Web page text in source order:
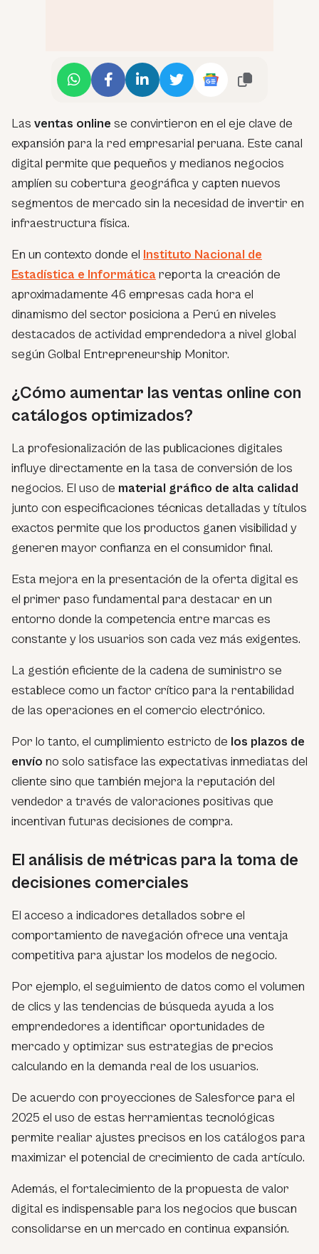
Las ventas online se convirtieron en el eje clave de
expansión para la red empresarial peruana. Este canal
digital permite que pequeños y medianos negocios
amplíen su cobertura geográfica y capten nuevos
segmentos de mercado sin la necesidad de invertir en
infraestructura física.
En un contexto donde el Instituto Nacional de
Estadística e Informática reporta la creación de
aproximadamente 46 empresas cada hora el
dinamismo del sector posiciona a Perú en niveles
destacados de actividad emprendedora a nivel global
según Golbal Entrepreneurship Monitor.
¿Cómo aumentar las ventas online con
catálogos optimizados?
La profesionalización de las publicaciones digitales
influye directamente en la tasa de conversión de los
negocios. El uso de material gráfico de alta calidad
junto con especificaciones técnicas detalladas y títulos
exactos permite que los productos ganen visibilidad y
generen mayor confianza en el consumidor final.
Esta mejora en la presentación de la oferta digital es
el primer paso fundamental para destacar en un
entorno donde la competencia entre marcas es
constante y los usuarios son cada vez más exigentes.
La gestión eficiente de la cadena de suministro se
establece como un factor crítico para la rentabilidad
de las operaciones en el comercio electrónico.
Por lo tanto, el cumplimiento estricto de los plazos de
envío no solo satisface las expectativas inmediatas del
cliente sino que también mejora la reputación del
vendedor a través de valoraciones positivas que
incentivan futuras decisiones de compra.
El análisis de métricas para la toma de
decisiones comerciales
El acceso a indicadores detallados sobre el
comportamiento de navegación ofrece una ventaja
competitiva para ajustar los modelos de negocio.
Por ejemplo, el seguimiento de datos como el volumen
de clics y las tendencias de búsqueda ayuda a los
emprendedores a identificar oportunidades de
mercado y optimizar sus estrategias de precios
calculando en la demanda real de los usuarios.
De acuerdo con proyecciones de Salesforce para el
2025 el uso de estas herramientas tecnológicas
permite realiar ajustes precisos en los catálogos para
maximizar el potencial de crecimiento de cada artículo.
Además, el fortalecimiento de la propuesta de valor
digital es indispensable para los negocios que buscan
consolidarse en un mercado en continua expansión.